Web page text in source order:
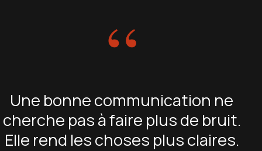
“
Une bonne communication ne
cherche pas à faire plus de bruit.
Elle rend les choses plus claires.